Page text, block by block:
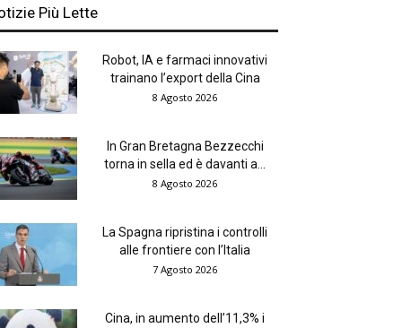
Più Lette
Robot, IA e farmaci innovativi
trainano l’export della Cina
8 Agosto 2026
In Gran Bretagna Bezzecchi
torna in sella ed è davanti a...
8 Agosto 2026
La Spagna ripristina i controlli
alle frontiere con l’Italia
7 Agosto 2026
Cina, in aumento dell’11,3% i